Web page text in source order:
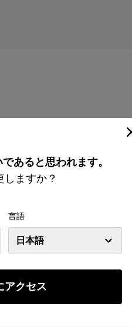
あると思われます。
ますか？
言語
日本語
アクセス